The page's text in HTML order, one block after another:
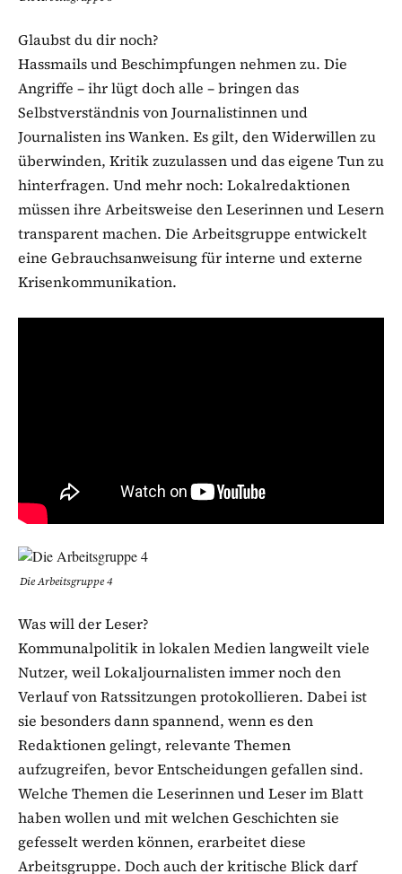
Glaubst du dir noch?
Hassmails und Beschimpfungen nehmen zu. Die
Angriffe – ihr lügt doch alle – bringen das
Selbstverständnis von Journalistinnen und
Journalisten ins Wanken. Es gilt, den Widerwillen zu
überwinden, Kritik zuzulassen und das eigene Tun zu
hinterfragen. Und mehr noch: Lokalredaktionen
müssen ihre Arbeitsweise den Leserinnen und Lesern
transparent machen. Die Arbeitsgruppe entwickelt
eine Gebrauchsanweisung für interne und externe
Krisenkommunikation.
Die Arbeitsgruppe 4
Was will der Leser?
Kommunalpolitik in lokalen Medien langweilt viele
Nutzer, weil Lokaljournalisten immer noch den
Verlauf von Ratssitzungen protokollieren. Dabei ist
sie besonders dann spannend, wenn es den
Redaktionen gelingt, relevante Themen
aufzugreifen, bevor Entscheidungen gefallen sind.
Welche Themen die Leserinnen und Leser im Blatt
haben wollen und mit welchen Geschichten sie
gefesselt werden können, erarbeitet diese
Arbeitsgruppe. Doch auch der kritische Blick darf